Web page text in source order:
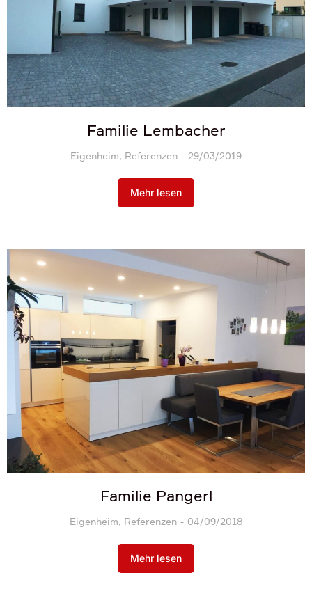
Familie Lembacher
Eigenheim, Referenzen 29/03/2019
Mehr lesen
Familie Pangerl
Eigenheim, Referenzen 04/09/2018
Mehr lesen